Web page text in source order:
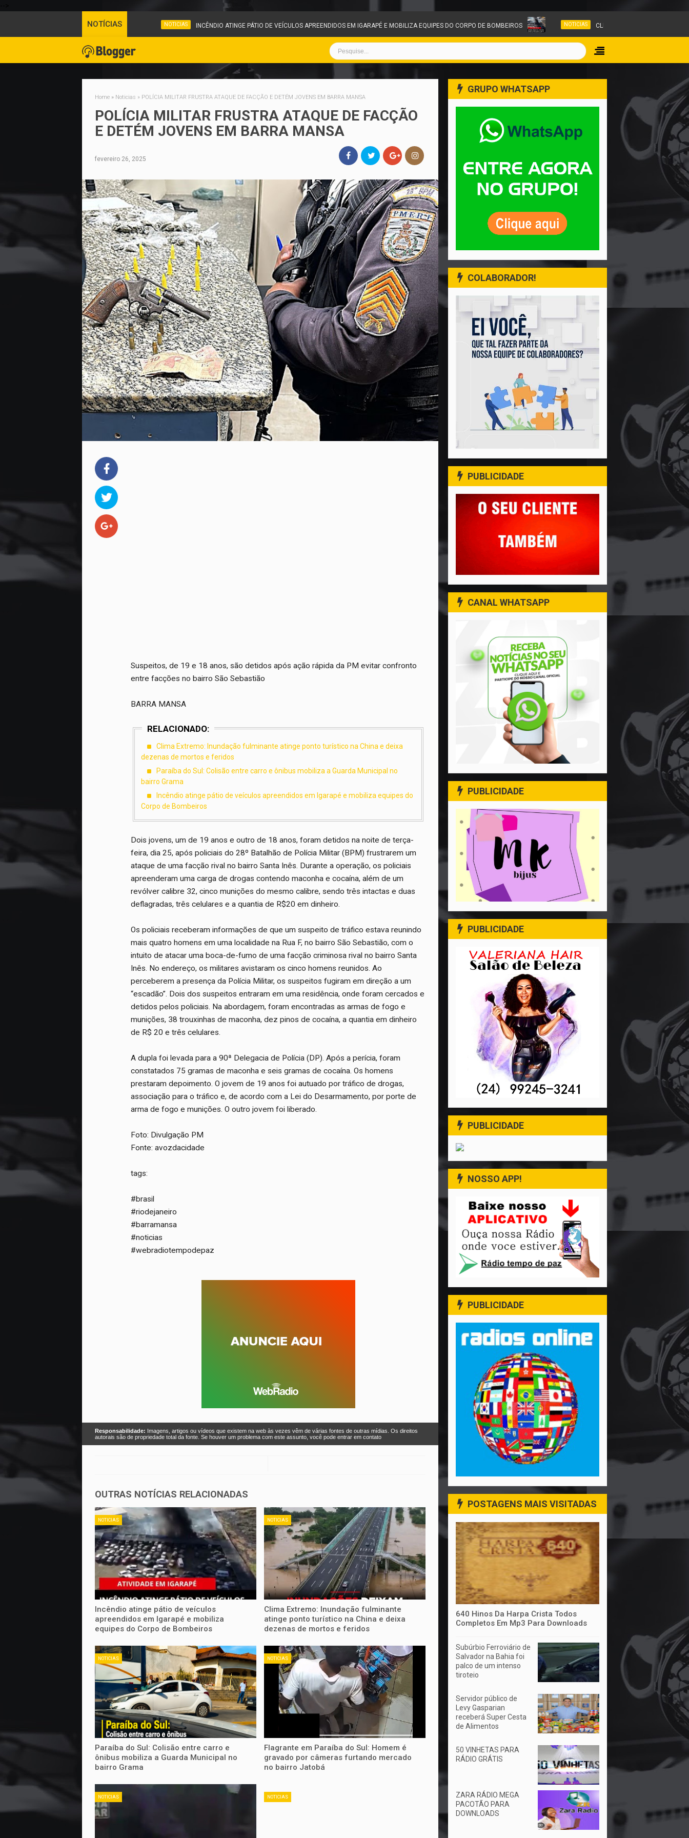
NOTÍCIAS NOTICIAS INCÊNDIO ATINGE PÁTIO DE VEÍCULOS APREENDIDOS EM IGARAPÉ E MOBILIZA EQUIPES DO CORPO DE BOMBEIROS NOTICIAS CLIMA EXTREMO: INUNDAÇÃO
Home » Noticias » POLÍCIA MILITAR FRUSTRA ATAQUE DE FACÇÃO E DETÉM JOVENS EM BARRA MANSA
POLÍCIA MILITAR FRUSTRA ATAQUE DE FACÇÃO
E DETÉM JOVENS EM BARRA MANSA
fevereiro 26, 2025
Suspeitos, de 19 e 18 anos, são detidos após ação rápida da PM evitar confronto
entre facções no bairro São Sebastião
BARRA MANSA
RELACIONADO:
Clima Extremo: Inundação fulminante atinge ponto turístico na China e deixa
dezenas de mortos e feridos
Paraíba do Sul: Colisão entre carro e ônibus mobiliza a Guarda Municipal no
bairro Grama
Incêndio atinge pátio de veículos apreendidos em Igarapé e mobiliza equipes do
Corpo de Bombeiros
Dois jovens, um de 19 anos e outro de 18 anos, foram detidos na noite de terça-
feira, dia 25, após policiais do 28º Batalhão de Polícia Militar (BPM) frustrarem um
ataque de uma facção rival no bairro Santa Inês. Durante a operação, os policiais
apreenderam uma carga de drogas contendo maconha e cocaína, além de um
revólver calibre 32, cinco munições do mesmo calibre, sendo três intactas e duas
deflagradas, três celulares e a quantia de R$20 em dinheiro.
Os policiais receberam informações de que um suspeito de tráfico estava reunindo
mais quatro homens em uma localidade na Rua F, no bairro São Sebastião, com o
intuito de atacar uma boca-de-fumo de uma facção criminosa rival no bairro Santa
Inês. No endereço, os militares avistaram os cinco homens reunidos. Ao
perceberem a presença da Polícia Militar, os suspeitos fugiram em direção a um
“escadão”. Dois dos suspeitos entraram em uma residência, onde foram cercados e
detidos pelos policiais. Na abordagem, foram encontradas as armas de fogo e
munições, 38 trouxinhas de maconha, dez pinos de cocaína, a quantia em dinheiro
de R$ 20 e três celulares.
A dupla foi levada para a 90ª Delegacia de Polícia (DP). Após a perícia, foram
constatados 75 gramas de maconha e seis gramas de cocaína. Os homens
prestaram depoimento. O jovem de 19 anos foi autuado por tráfico de drogas,
associação para o tráfico e, de acordo com a Lei do Desarmamento, por porte de
arma de fogo e munições. O outro jovem foi liberado.
Foto: Divulgação PM
Fonte: avozdacidade
tags:
#brasil
#riodejaneiro
#barramansa
#noticias
#webradiotempodepaz
Responsabilidade: Imagens, artigos ou vídeos que existem na web às vezes vêm de várias fontes de outras mídias. Os direitos
autorais são de propriedade total da fonte. Se houver um problema com este assunto, você pode entrar em contato
OUTRAS NOTÍCIAS RELACIONADAS
NOTICIAS
Incêndio atinge pátio de veículos
apreendidos em Igarapé e mobiliza
equipes do Corpo de Bombeiros
NOTICIAS
Clima Extremo: Inundação fulminante
atinge ponto turístico na China e deixa
dezenas de mortos e feridos
NOTICIAS
Paraíba do Sul: Colisão entre carro e
ônibus mobiliza a Guarda Municipal no
bairro Grama
NOTICIAS
Flagrante em Paraíba do Sul: Homem é
gravado por câmeras furtando mercado
no bairro Jatobá
NOTICIAS NOTICIAS
GRUPO WHATSAPP
COLABORADOR!
PUBLICIDADE
CANAL WHATSAPP
PUBLICIDADE
PUBLICIDADE
PUBLICIDADE
NOSSO APP!
PUBLICIDADE
POSTAGENS MAIS VISITADAS
640 Hinos Da Harpa Crista Todos
Completos Em Mp3 Para Downloads
Subúrbio Ferroviário de
Salvador na Bahia foi
palco de um intenso
tiroteio
Servidor público de
Levy Gasparian
receberá Super Cesta
de Alimentos
50 VINHETAS PARA
RÁDIO GRÁTIS
ZARA RÁDIO MEGA
PACOTÃO PARA
DOWNLOADS